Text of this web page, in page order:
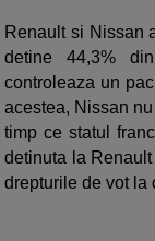
Renault si Nissan
detine 44,3%
controleaza un
acestea, Nissan
timp ce statul
detinuta la
drepturile de vot la